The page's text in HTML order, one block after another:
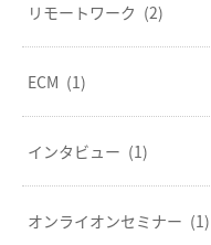
リモートワーク (2)
ECM (1)
インタビュー (1)
オンライオンセミナー (1)